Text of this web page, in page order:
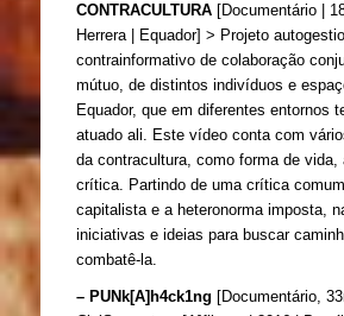
CONTRACULTURA [Documentário |
Herrera | Equador] > Projeto
contrainformativo de colaboração
mútuo, de distintos indivíduos e
Equador, que em diferentes entornos
atuado ali. Este vídeo conta com
da contracultura, como forma de vida,
crítica. Partindo de uma crítica
capitalista e a heteronorma imposta,
iniciativas e ideias para buscar
combatê-la.
– PUNk[A]h4ck1ng [Documentário,